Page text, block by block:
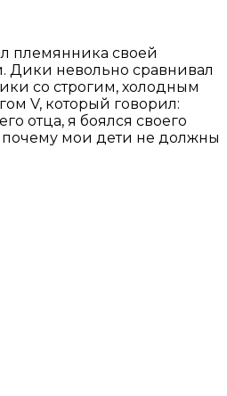
племянника своей
Дики невольно сравнивал
со строгим, холодным
V, который говорил:
отца, я боялся своего
мои дети не должны